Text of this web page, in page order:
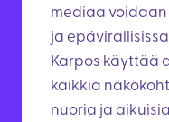
mediaa
ja
Karpos käyttää
kaikkia
nuoria ja